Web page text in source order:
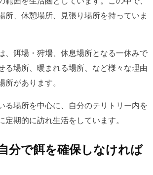
所、休憩場所、見張り場所を持っていま
、餌場・狩場、休息場所となる一休みで
る場所、暖まれる場所、など様々な理由
所があります。
る場所を中心に、自分のテリトリー内を
定期的に訪れ生活をしています。
分で餌を確保しなければ